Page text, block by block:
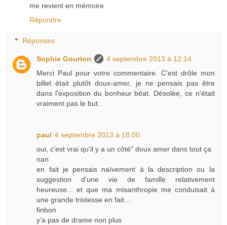
me revient en mémoire
Répondre
Réponses
Sophie Gourion
4 septembre 2013 à 12:14
Merci Paul pour votre commentaire. C'est drôle mon
billet était plutôt doux-amer, je ne pensais pas être
dans l'exposition du bonheur béat. Désolée, ce n'était
vraiment pas le but.
paul 4 septembre 2013 à 18:00
oui, c'est vrai qu'il y a un côté" doux amer dans tout ça
nan
en fait je pensais naïvement à la description ou la
suggestion d'une vie de famille relativement
heureuse... et que ma misanthropie me conduisait à
une grande tristesse en fait...
finbon
y'a pas de drame non plus